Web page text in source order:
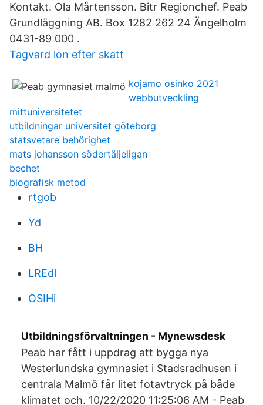
Kontakt. Ola Mårtensson. Bitr Regionchef. Peab
Grundläggning AB. Box 1282 262 24 Ängelholm
0431-89 000 .
Tagvard lon efter skatt
kojamo osinko 2021
webbutveckling
mittuniversitetet
utbildningar universitet göteborg
statsvetare behörighet
mats johansson södertäljeligan
bechet
biografisk metod
rtgob
Yd
BH
LREdl
OSIHi
Utbildningsförvaltningen - Mynewsdesk
Peab har fått i uppdrag att bygga nya
Westerlundska gymnasiet i Stadsradhusen i
centrala Malmö får litet fotavtryck på både
klimatet och. 10/22/2020 11:25:06 AM - Peab